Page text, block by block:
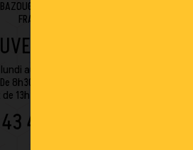
CRE SUR LOIR
FRANCE
au vendredi :
De 8h30 à 12h30
13h30 à 17h00
45 01 10